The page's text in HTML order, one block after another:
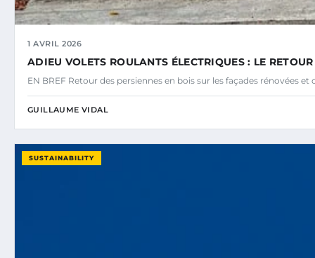
1 AVRIL 2026
ADIEU VOLETS ROULANTS ÉLECTRIQUES : LE
EN BREF Retour des persiennes en bois sur les façades rénovées
GUILLAUME VIDAL
SUSTAINABILITY